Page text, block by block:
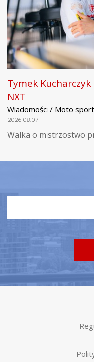
Tymek
NXT
Wiadomości / Moto sport
2026.08.07
Walka o mistrzostwo